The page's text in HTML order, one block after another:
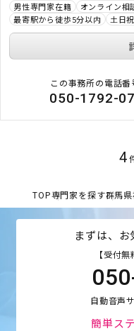
男性専門家在籍 オンライン相
最寄駅から徒歩5分以内
土日
この事務所の電話番
050-1792-
4
TOP専門家を探す群馬県
まずは、
【受付
自動音声
簡単ス